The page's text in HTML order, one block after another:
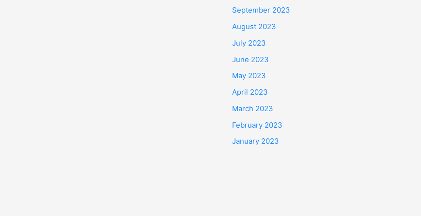
September 2023
August 2023
July 2023
June 2023
May 2023
April 2023
March 2023
February 2023
January 2023